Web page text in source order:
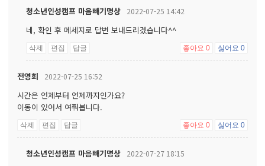
청소년인성캠프 마음빼기명상 2022-07-25 14:42
네, 확인 후 메세지로 답변 보내드리겠습니다^^
삭제 편집 답글 좋아요 0 싫어요 0
전영희 2022-07-25 16:52
시간은 언제부터 언제까지인가요?
이동이 있어서 여쭤봅니다.
삭제 편집 답글 좋아요 0 싫어요 0
청소년인성캠프 마음빼기명상 2022-07-27 18:15